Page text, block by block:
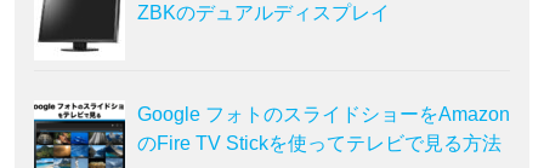
ZBKのデュアルディスプレイ
Google フォトのスライドショーをAmazon
のFire TV Stickを使ってテレビで見る方法